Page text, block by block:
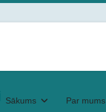
Sākums Par mums